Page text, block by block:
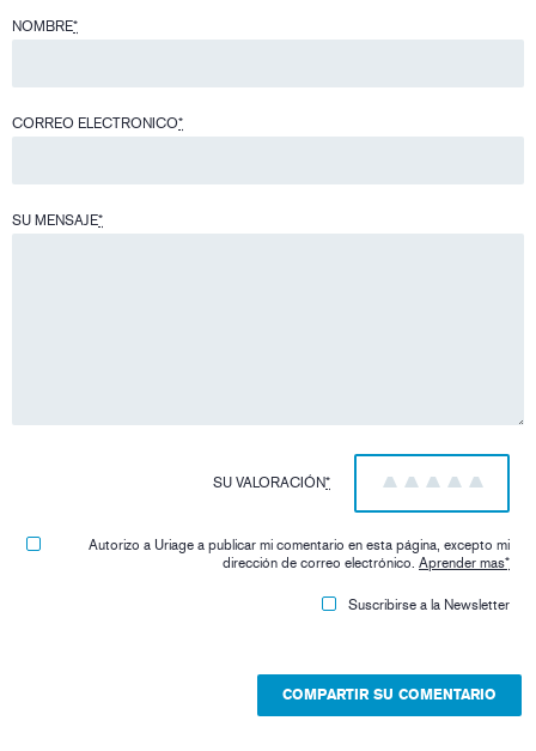
NOMBRE*
CORREO ELECTRONICO*
SU MENSAJE*
SU VALORACIÓN* 5
4
3
2
1
Autorizo ​​a Uriage a publicar mi comentario en esta página, excepto mi
dirección de correo electrónico.Aprender mas*
Suscribirse a la Newsletter